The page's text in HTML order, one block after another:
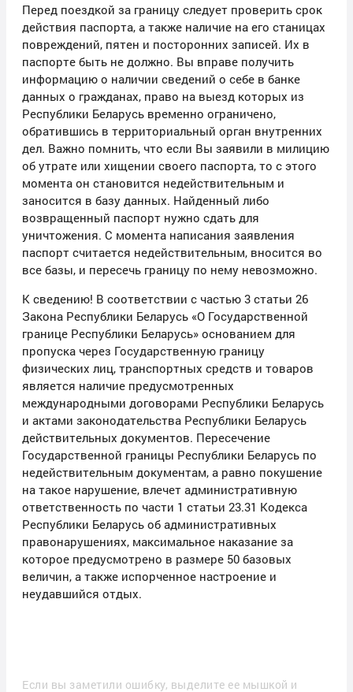
Перед поездкой за границу следует проверить срок
действия паспорта, а также наличие на его станицах
повреждений, пятен и посторонних записей. Их в
паспорте быть не должно. Вы вправе получить
информацию о наличии сведений о себе в банке
данных о гражданах, право на выезд которых из
Республики Беларусь временно ограничено,
обратившись в территориальный орган внутренних
дел. Важно помнить, что если Вы заявили в милицию
об утрате или хищении своего паспорта, то с этого
момента он становится недействительным и
заносится в базу данных. Найденный либо
возвращенный паспорт нужно сдать для
уничтожения. С момента написания заявления
паспорт считается недействительным, вносится во
все базы, и пересечь границу по нему невозможно.
К сведению! В соответствии с частью 3 статьи 26
Закона Республики Беларусь «О Государственной
границе Республики Беларусь» основанием для
пропуска через Государственную границу
физических лиц, транспортных средств и товаров
является наличие предусмотренных
международными договорами Республики Беларусь
и актами законодательства Республики Беларусь
действительных документов. Пересечение
Государственной границы Республики Беларусь по
недействительным документам, а равно покушение
на такое нарушение, влечет административную
ответственность по части 1 статьи 23.31 Кодекса
Республики Беларусь об административных
правонарушениях, максимальное наказание за
которое предусмотрено в размере 50 базовых
величин, а также испорченное настроение и
неудавшийся отдых.
Если вы заметили ошибку, выделите ее мышкой и